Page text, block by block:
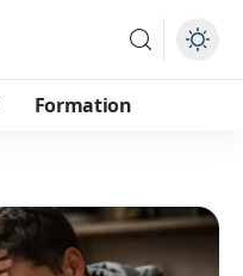
Formation